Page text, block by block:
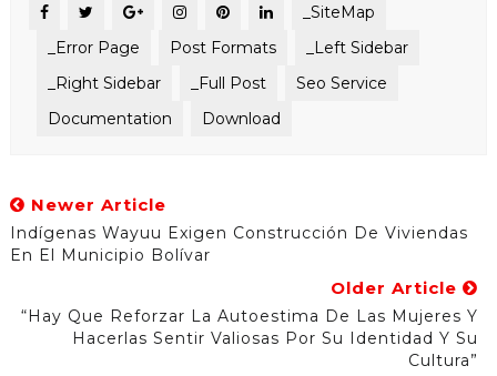
_SiteMap
_Error Page
Post Formats
_Left Sidebar
_Right Sidebar
_Full Post
Seo Service
Documentation
Download
Newer Article
Indígenas Wayuu Exigen Construcción De Viviendas
En El Municipio Bolívar
Older Article
“Hay Que Reforzar La Autoestima De Las Mujeres Y
Hacerlas Sentir Valiosas Por Su Identidad Y Su
Cultura”